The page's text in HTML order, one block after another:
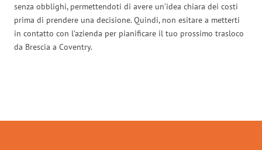
senza obblighi, permettendoti di avere un’idea chiara dei costi
prima di prendere una decisione. Quindi, non esitare a metterti
in contatto con l’azienda per pianificare il tuo prossimo trasloco
da Brescia a Coventry.